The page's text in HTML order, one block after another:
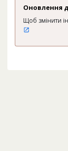
Оновлення
Щоб змінити